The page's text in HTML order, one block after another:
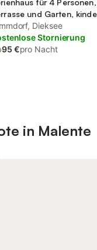
für 4
und Garten,
Dieksee
Stornierung
95 €pro Nacht
in Malente